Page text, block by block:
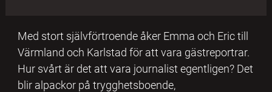
Med stort självförtroende åker Emma och Eric till
Värmland och Karlstad för att vara gästreportrar.
Hur svårt är det att vara journalist egentligen? Det
blir alpackor på trygghetsboende,